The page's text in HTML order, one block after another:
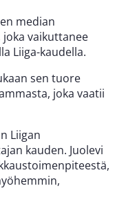
median
joka vaikuttanee
Liiga-kaudella.
sen tuore
joka vaatii
Liigan
kauden. Juolevi